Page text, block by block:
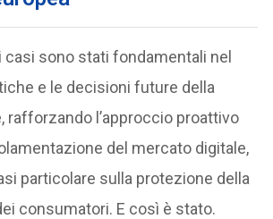
casi sono stati fondamentali nel
e le decisioni future della
rafforzando l’approccio proattivo
del mercato digitale,
particolare sulla protezione della
consumatori. E così è stato.